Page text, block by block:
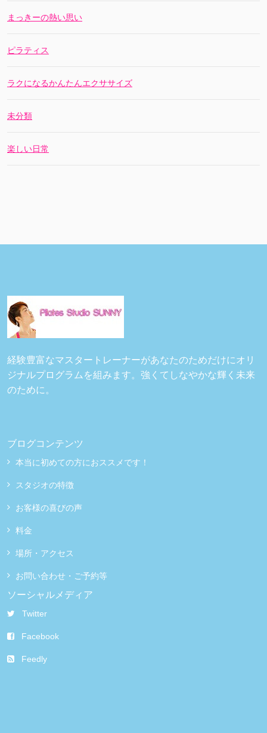
まっきーの熱い思い
ピラティス
ラクになるかんたんエクササイズ
未分類
楽しい日常
経験豊富なマスタートレーナーがあなたのためだけにオリ
ジナルプログラムを組みます。強くてしなやかな輝く未来
のために。
ブログコンテンツ
本当に初めての方におススメです！
スタジオの特徴
お客様の喜びの声
料金
場所・アクセス
お問い合わせ・ご予約等
ソーシャルメディア
Twitter
Facebook
Feedly